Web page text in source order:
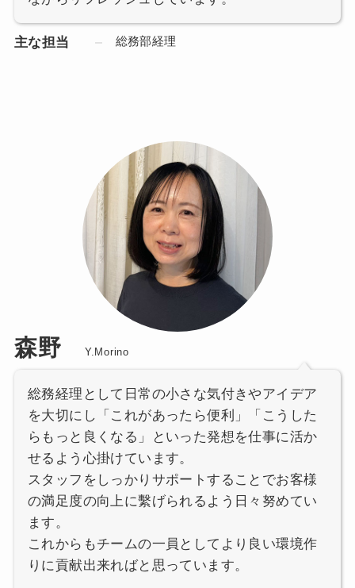
主な担当 総務部経理
森野 Y.Morino
総務経理として日常の小さな気付きやアイデア
を大切にし「これがあったら便利」「こうした
らもっと良くなる」といった発想を仕事に活か
せるよう心掛けています。
スタッフをしっかりサポートすることでお客様
の満足度の向上に繫げられるよう日々努めてい
ます。
これからもチームの一員としてより良い環境作
りに貢献出来ればと思っています。